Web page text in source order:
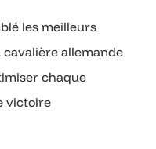
les meilleurs
allemande
chaque
victoire